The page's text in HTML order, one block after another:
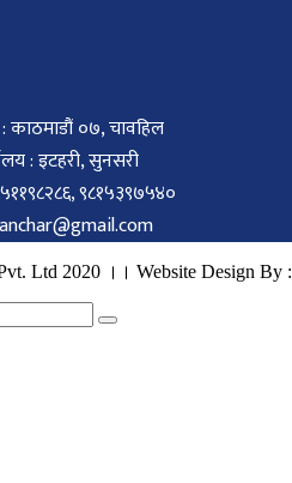
काठमाडौं ०७, चावहिल
: इटहरी, सुनसरी
९८१५३९७५४०
Ltd 2020 ।। Website Design By :